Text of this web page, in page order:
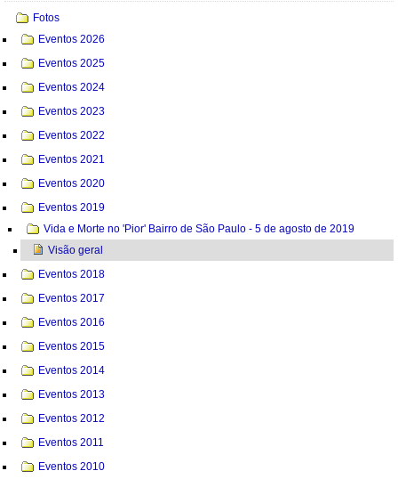
Fotos
Eventos 2026
Eventos 2025
Eventos 2024
Eventos 2023
Eventos 2022
Eventos 2021
Eventos 2020
Eventos 2019
Vida e Morte no 'Pior' Bairro de São Paulo - 5 de agosto de 2019
Visão geral
Eventos 2018
Eventos 2017
Eventos 2016
Eventos 2015
Eventos 2014
Eventos 2013
Eventos 2012
Eventos 2011
Eventos 2010